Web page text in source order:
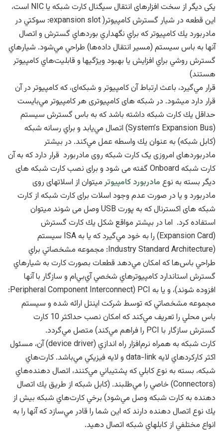
یکی دیگر از سخت افزارهای انتقال سیگنال كارت شبكه يا NIC است،
این قطعه در شيار گسترش كامپيوتر( expansion slot: سوكتي در
مادربورد يك كامپيوتر كه براي نگهداري بوردهاي گسترش و اتصال
آنها به باس سيستم (مسير انتقال داده‌ها) طراحي مي‌شود. شيارهاي
گسترش روشي براي افزايش يا بهبود ويژگيها و قابليت‌هاي كامپيوتر
هستند)
قرار مي‌گيرد، باعث ارتباط آن كامپيوتر و شبكه‌ای، كه كامپيوتر در آن
قرار دارد میشود. در شبکه های کامپیوتری هر كامپيوتر مي‌بايست
حداقل يك كارت شبكه داشته باشد كه به باس گسترش سيستم
(System’s Expansion Bus) اتصال مي‌يابد و براي رسانه شبكه
(كابل شبكه) به عنوان يك واسطه عمل مي‌كند. در بیشتر
مادربوردهای امروزی یک كارت شبكه روی مادربورد قرار دارد که به آن
کارت شبکه Onboard گفته می شود و برای نصب کارت شبکه های
دیگر بسته به نوع مادربورد کامپیوترمیتوان از اسلاتهای روی
مادربورد و یا در صورت عدم وجود اسلات برای کارت شبکه از کارت
شبکه های اکسترنال که به پورت USB وصل می شوند میتوان
استفاده کرد. اما در بيشتر مواقع شكل يك كارت گسترش
(Expansion Card) را به خود مي‌گيرد كه يا به ISA سيستم
(Industry Standard Architecture: مجموعه مشخصاتي براي
طراحي باس‌ها كه امكان مي‌دهد قطعات بصورت كارت به شيارهاي
گسترش استاندارد كامپيوترهاي شخصي آي‌بي‌ام و سازگار با آنها
افزوده شوند)، و يا به PCI (Peripheral Component Interconnect:
مجموعه مشخصاتي كه توسط شركت اينتل ارائه شده و سيستم
باس محلي را تعريف مي‌كند كه امكان نصب حداكثر 10 كارت
گسترش سازگار با PCI را فراهم مي‌كند) متصل مي‌گردد.
كارت شبكه به همراه نرم‌افزار راه اندازي (device driver) آن، مسئول
اكثر كاركردهاي لايه data-link و لايه فيزيكي مي‌باشد. كارت‌هاي
شبكه، بسته به نوع كابلي كه پشتيباني مي‌كنند، اتصال دهنده‌هاي
(Connectors) خاصي را مي‌طلبند. (كابل شبكه از طريق يك اتصال
دهنده به كارت شبكه وصل مي‌شود) برخي كارت‌هاي شبكه بيش از
يك نوع اتصال دهنده دارند كه اين شما را قادر مي‌سازد كه آنها را به
انواع مختلفي از كابلهاي شبكه اتصال دهيد.